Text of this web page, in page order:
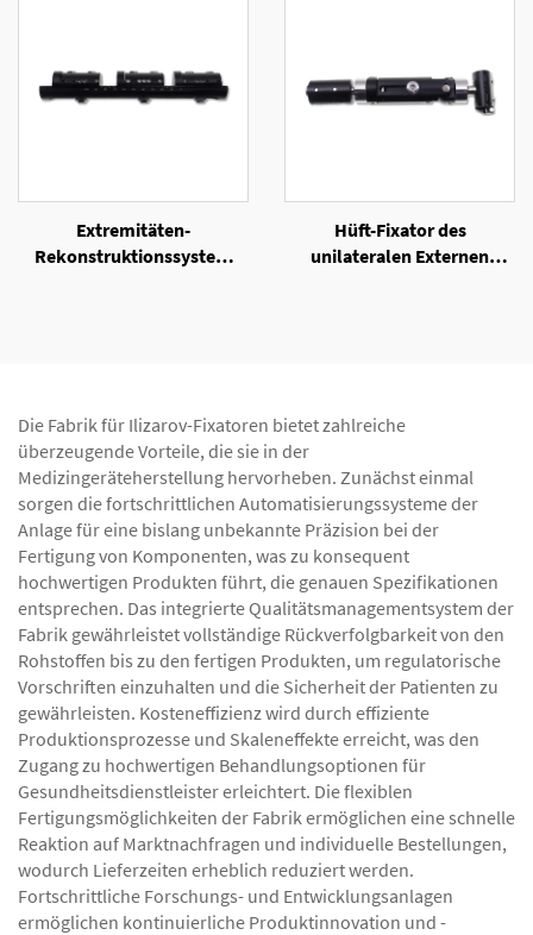
Extremitäten-
Rekonstruktionssystem
Hüft-Fixator des
unilateralen Externen
Die Fabrik für Ilizarov-Fixatoren bietet zahlreiche
überzeugende Vorteile, die sie in der
Medizingeräteherstellung hervorheben. Zunächst einmal
sorgen die fortschrittlichen Automatisierungssysteme der
Anlage für eine bislang unbekannte Präzision bei der
Fertigung von Komponenten, was zu konsequent
hochwertigen Produkten führt, die genauen Spezifikationen
entsprechen. Das integrierte Qualitätsmanagementsystem der
Fabrik gewährleistet vollständige Rückverfolgbarkeit von den
Rohstoffen bis zu den fertigen Produkten, um regulatorische
Vorschriften einzuhalten und die Sicherheit der Patienten zu
gewährleisten. Kosteneffizienz wird durch effiziente
Produktionsprozesse und Skaleneffekte erreicht, was den
Zugang zu hochwertigen Behandlungsoptionen für
Gesundheitsdienstleister erleichtert. Die flexiblen
Fertigungsmöglichkeiten der Fabrik ermöglichen eine schnelle
Reaktion auf Marktnachfragen und individuelle Bestellungen,
wodurch Lieferzeiten erheblich reduziert werden.
Fortschrittliche Forschungs- und Entwicklungsanlagen
ermöglichen kontinuierliche Produktinnovation und -